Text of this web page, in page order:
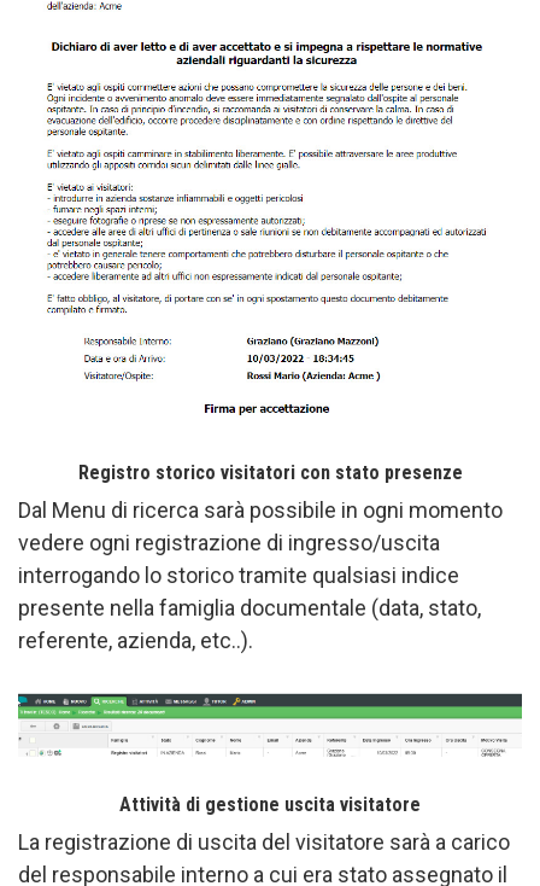
Registro storico visitatori con stato presenze
Dal Menu di ricerca sarà possibile in ogni momento
vedere ogni registrazione di ingresso/uscita
interrogando lo storico tramite qualsiasi indice
presente nella famiglia documentale (data, stato,
referente, azienda, etc..).
Attività di gestione uscita visitatore
La registrazione di uscita del visitatore sarà a carico
del responsabile interno a cui era stato assegnato il